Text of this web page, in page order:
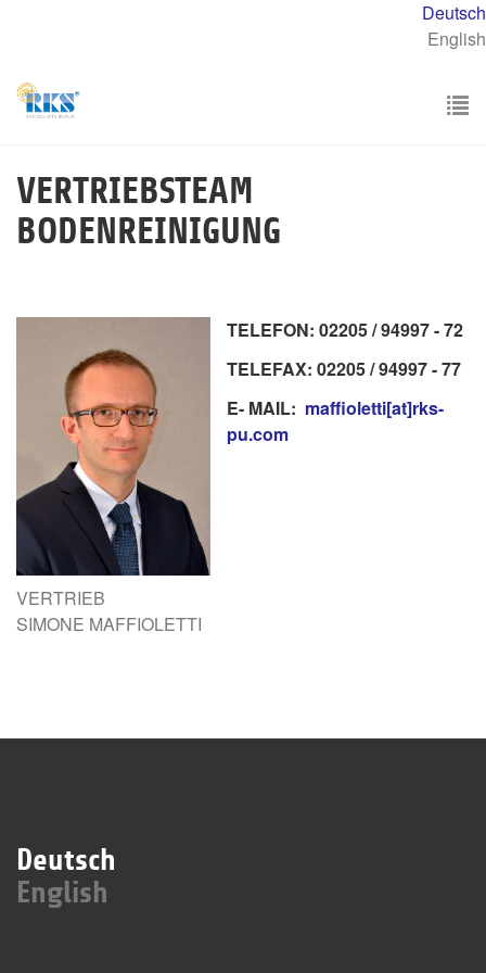
content
Deutsch
English
VERTRIEBSTEAM
BODENREINIGUNG
VERTRIEB
SIMONE MAFFIOLETTI
TELEFON: 02205 / 94997 - 72
TELEFAX: 02205 / 94997 - 77
E- MAIL: maffioletti[at]rks-
pu.com
Deutsch
English